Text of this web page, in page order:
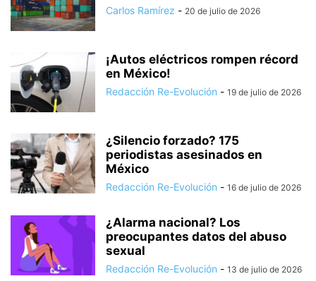
Carlos Ramírez - 20 de julio de 2026
¡Autos eléctricos rompen récord
en México!
Redacción Re-Evolución - 19 de julio de 2026
¿Silencio forzado? 175
periodistas asesinados en
México
Redacción Re-Evolución - 16 de julio de 2026
¿Alarma nacional? Los
preocupantes datos del abuso
sexual
Redacción Re-Evolución - 13 de julio de 2026